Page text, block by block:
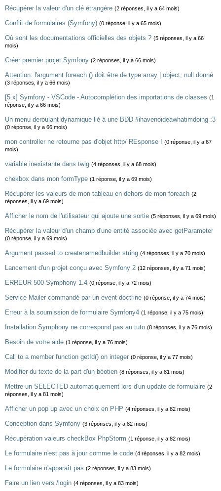
Récupérer la valeur d'un clé étrangére (2 réponses, il y a 64 mois)
Conflit de formulaires (Symfony) (0 réponse, il y a 65 mois)
Où sont les documentations officielles des objets ? (5 réponses, il y a 66
mois)
Créer premier projet Symfony (2 réponses, il y a 66 mois)
Attention: l'argument foreach () doit être de type array | object, null donné
(3 réponses, il y a 66 mois)
[5.x] Symfony - VSCode - Autocomplétion des importations de classes (1
réponse, il y a 66 mois)
Un menu deroulant dynamique lié à une BDD #ihavenoideawhatimdoing :3
(0 réponse, il y a 66 mois)
mon controller ne retourne pas d'objet http/ REsponse ! (0 réponse, il y a 67
mois)
variable inexistante dans twig (4 réponses, il y a 68 mois)
chekbox dans mon formType (1 réponse, il y a 69 mois)
Récupérer les valeurs de mon tableau en dehors de mon foreach (2
réponses, il y a 69 mois)
Afficher le nom de l'utilisateur qui ajoute une sortie (5 réponses, il y a 69 mois)
Récupérer la valeur d'un champ d'une entité associée avec getParameter
(0 réponse, il y a 69 mois)
Argument passed to createnamedbuilder string (4 réponses, il y a 70 mois)
Lancement d'un projet conçu avec Symfony 2 (12 réponses, il y a 71 mois)
ERREUR 500 Symphony 1.4 (0 réponse, il y a 72 mois)
Service Mailer commandé par un event doctrine (0 réponse, il y a 74 mois)
Erreur à la soumission de formulaire Symfony4 (1 réponse, il y a 75 mois)
Installation Symphony ne correspond pas au tuto (8 réponses, il y a 76 mois)
Besoin de votre aide (1 réponse, il y a 76 mois)
Call to a member function getId() on integer (0 réponse, il y a 77 mois)
Modifier du texte de la part d'un béotien (8 réponses, il y a 81 mois)
Mettre un SELECTED automatiquement lors d'un update de formulaire (2
réponses, il y a 81 mois)
Afficher un pop up avec un choix en PHP (4 réponses, il y a 82 mois)
Conception dans Symfony (3 réponses, il y a 82 mois)
Récupération valeurs checkBox PhpStorm (1 réponse, il y a 82 mois)
Le formulaire n'est pas à jour comme le code (4 réponses, il y a 82 mois)
Le formulaire n'apparaît pas (2 réponses, il y a 83 mois)
Faire un lien vers /login (4 réponses, il y a 83 mois)